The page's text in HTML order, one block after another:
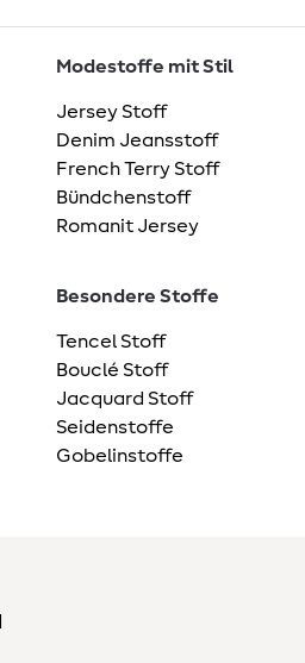
Modestoffe mit Stil
Jersey Stoff
Denim Jeansstoff
French Terry Stoff
Bündchenstoff
Romanit Jersey
Besondere Stoffe
Tencel Stoff
Bouclé Stoff
Jacquard Stoff
Seidenstoffe
Gobelinstoffe